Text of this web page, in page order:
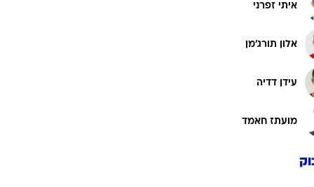
איתי זפרני
אלון תורג'מן
עידן דדיה
מועתז חאמד